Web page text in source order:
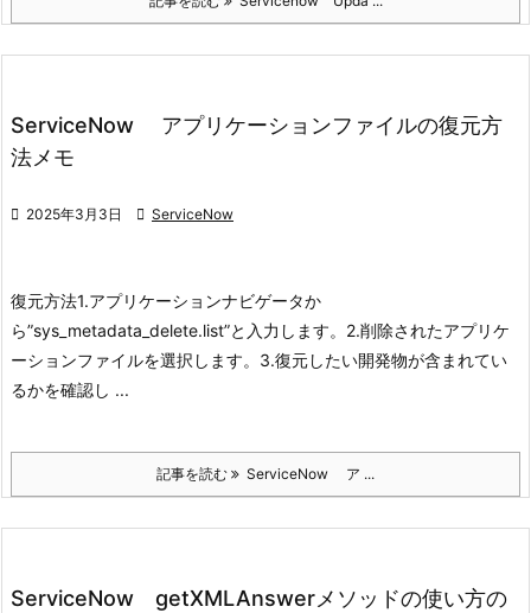
ServiceNow アプリケーションファイルの復元方
法メモ
 2025年3月3日  ServiceNow
復元方法1.アプリケーションナビゲータか
ら”sys_metadata_delete.list”と入力します。 2.削除されたアプリケ
ーションファイルを選択します。 3.復元したい開発物が含まれてい
るかを確認し ...
記事を読む ServiceNow ア ...
ServiceNow getXMLAnswerメソッドの使い方の